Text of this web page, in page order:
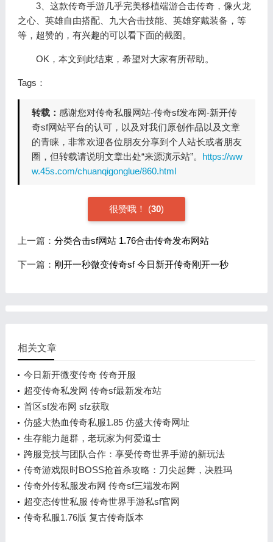
3、这款传奇手游几乎完美移植端游合击传奇，像火龙
之心、英雄自由搭配、九大合击技能、英雄穿戴装备，等
等，超赞的，有兴趣的可以看下面的截图。
OK，本文到此结束，希望对大家有所帮助。
Tags：
转载： 感谢您对传奇私服网站-传奇sf发布网-新开传
奇sf网站平台的认可，以及对我们原创作品以及文章
的青睐，非常欢迎各位朋友分享到个人站长或者朋友
圈，但转载请说明文章出处“来源演示站”。 https://ww
w.45s.com/chuanqigonglue/860.html
很赞哦！ (30)
上一篇： 分类合击sf网站 1.76合击传奇发布网站
下一篇： 刚开一秒微变传奇sf 今日新开传奇刚开一秒
相关文章
今日新开微变传奇 传奇开服
超变传奇私发网 传奇sf最新发布站
首区sf发布网 sfz获取
仿盛大热血传奇私服1.85 仿盛大传奇网址
生存能力超群，老玩家为何爱道士
跨服竞技与团队合作：享受传奇世界手游的新玩法
传奇游戏限时BOSS抢首杀攻略：刀尖起舞，决胜玛
法之巅
传奇外传私服发布网 传奇sf三端发布网
超变态传世私服 传奇世界手游私sf官网
传奇私服1.76版 复古传奇版本